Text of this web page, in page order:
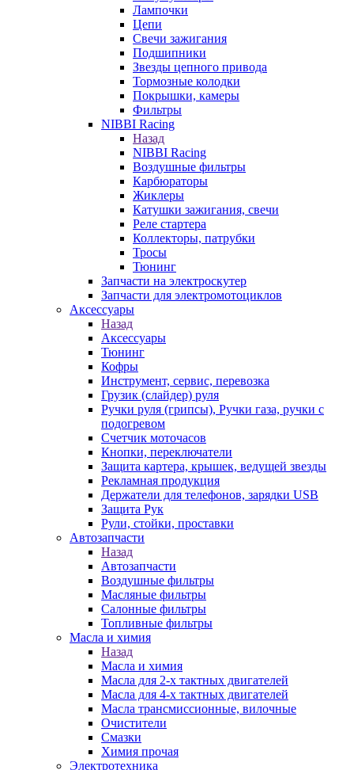
Лампочки
Цепи
Свечи зажигания
Подшипники
Звезды цепного привода
Тормозные колодки
Покрышки, камеры
Фильтры
NIBBI Racing
Назад
NIBBI Racing
Воздушные фильтры
Карбюраторы
Жиклеры
Катушки зажигания, свечи
Реле стартера
Коллекторы, патрубки
Тросы
Тюнинг
Запчасти на электроскутер
Запчасти для электромотоциклов
Аксессуары
Назад
Аксессуары
Тюнинг
Кофры
Инструмент, сервис, перевозка
Грузик (слайдер) руля
Ручки руля (грипсы), Ручки газа, ручки с
подогревом
Счетчик моточасов
Кнопки, переключатели
Защита картера, крышек, ведущей звезды
Рекламная продукция
Держатели для телефонов, зарядки USB
Защита Рук
Рули, стойки, проставки
Автозапчасти
Назад
Автозапчасти
Воздушные фильтры
Масляные фильтры
Салонные фильтры
Топливные фильтры
Масла и химия
Назад
Масла и химия
Масла для 2-х тактных двигателей
Масла для 4-х тактных двигателей
Масла трансмиссионные, вилочные
Очистители
Смазки
Химия прочая
Электротехника